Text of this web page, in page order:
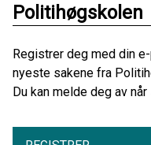
Politihøgskolen
Registrer deg med din
nyeste sakene fra
Du kan melde deg av